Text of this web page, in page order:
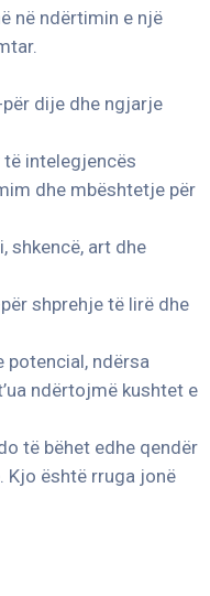
në ndërtimin e një
dije dhe ngjarje
intelegjencës
dhe mbështetje për
shkencë, art dhe
shprehje të lirë dhe
potencial, ndërsa
ndërtojmë kushtet e
të bëhet edhe qendër
Kjo është rruga jonë